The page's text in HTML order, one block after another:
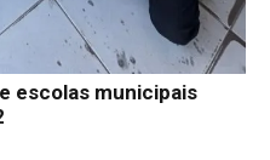
escolas municipais